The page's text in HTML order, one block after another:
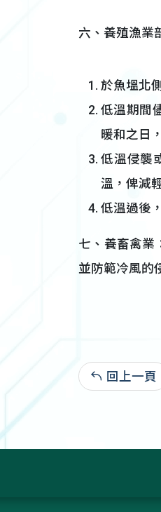
六、養殖漁業
於魚塭北
低溫期間
暖和之日
低溫侵襲
溫，俾減
低溫過後
七、養畜禽業
並防範冷風的
回上一頁